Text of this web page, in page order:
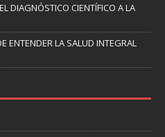
DIAGNÓSTICO CIENTÍFICO A LA
ENTENDER LA SALUD INTEGRAL